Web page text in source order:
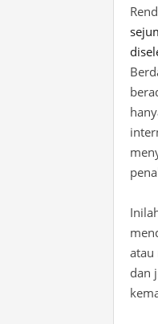
atau
dan